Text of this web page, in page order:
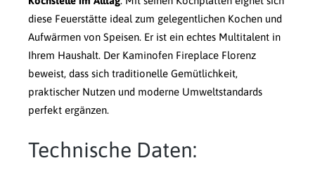
diese Feuerstätte ideal zum gelegentlichen Kochen und
Aufwärmen von Speisen. Er ist ein echtes Multitalent in
Ihrem Haushalt. Der Kaminofen Fireplace Florenz
beweist, dass sich traditionelle Gemütlichkeit,
praktischer Nutzen und moderne Umweltstandards
perfekt ergänzen.
Technische Daten: